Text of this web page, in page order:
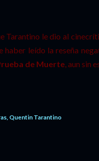
Tarantino le dio al
leído la reseña
de Muerte, aun sin
Quentin Tarantino